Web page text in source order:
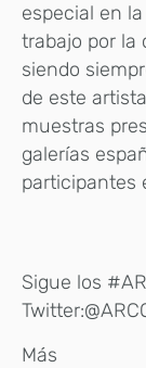
especial en
trabajo por la
siendo
de este
muestras
galerías
participantes
Sigue los
Más